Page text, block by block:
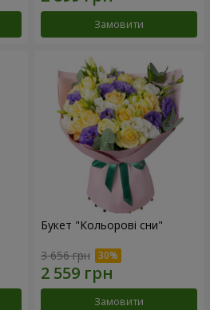
Замовити
Букет "Кольорові сни"
3 656 грн
Замовити